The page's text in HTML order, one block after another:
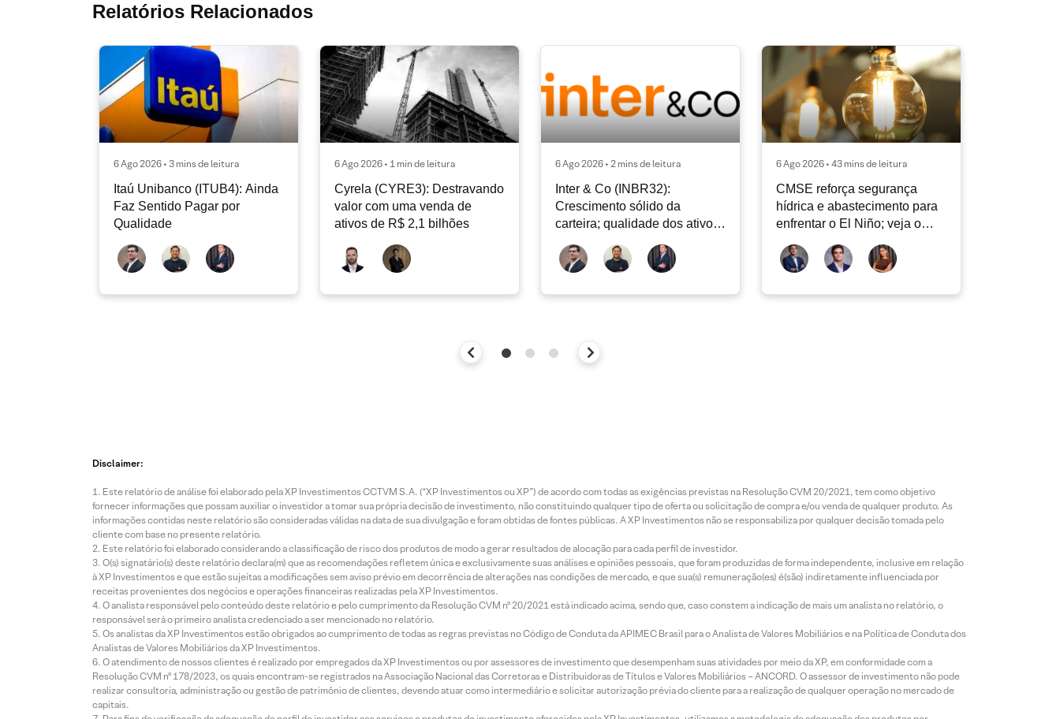
Relatórios Relacionados
6 Ago 2026 • 3 mins de leitura
Itaú Unibanco (ITUB4): Ainda
Faz Sentido Pagar por
Qualidade
6 Ago 2026 • 1 min de leitura
Cyrela (CYRE3): Destravando
valor com uma venda de
ativos de R$ 2,1 bilhões
6 Ago 2026 • 2 mins de leitura
Inter & Co (INBR32):
Crescimento sólido da
carteira; qualidade dos ativos
debate
6 Ago 2026 • 43 mins de leitura
CMSE reforça segurança
hídrica e abastecimento para
enfrentar o El Niño; veja o
Disclaimer:
Este relatório de análise foi elaborado pela XP Investimentos CCTVM S.A. (“XP Investimentos ou XP”) de acordo com todas as exigências previstas na Resolução CVM 20/2021, tem como objetivo
fornecer informações que possam auxiliar o investidor a tomar sua própria decisão de investimento, não constituindo qualquer tipo de oferta ou solicitação de compra e/ou venda de qualquer produto. As
informações contidas neste relatório são consideradas válidas na data de sua divulgação e foram obtidas de fontes públicas. A XP Investimentos não se responsabiliza por qualquer decisão tomada pelo
cliente com base no presente relatório.
Este relatório foi elaborado considerando a classificação de risco dos produtos de modo a gerar resultados de alocação para cada perfil de investidor.
O(s) signatário(s) deste relatório declara(m) que as recomendações refletem única e exclusivamente suas análises e opiniões pessoais, que foram produzidas de forma independente, inclusive em relação
à XP Investimentos e que estão sujeitas a modificações sem aviso prévio em decorrência de alterações nas condições de mercado, e que sua(s) remuneração(es) é(são) indiretamente influenciada por
receitas provenientes dos negócios e operações financeiras realizadas pela XP Investimentos.
O analista responsável pelo conteúdo deste relatório e pelo cumprimento da Resolução CVM nº 20/2021 está indicado acima, sendo que, caso constem a indicação de mais um analista no relatório, o
responsável será o primeiro analista credenciado a ser mencionado no relatório.
Os analistas da XP Investimentos estão obrigados ao cumprimento de todas as regras previstas no Código de Conduta da APIMEC Brasil para o Analista de Valores Mobiliários e na Política de Conduta dos
Analistas de Valores Mobiliários da XP Investimentos.
O atendimento de nossos clientes é realizado por empregados da XP Investimentos ou por assessores de investimento que desempenham suas atividades por meio da XP, em conformidade com a
Resolução CVM nº 178/2023, os quais encontram-se registrados na Associação Nacional das Corretoras e Distribuidoras de Títulos e Valores Mobiliários – ANCORD. O assessor de investimento não pode
realizar consultoria, administração ou gestão de patrimônio de clientes, devendo atuar como intermediário e solicitar autorização prévia do cliente para a realização de qualquer operação no mercado de
capitais.